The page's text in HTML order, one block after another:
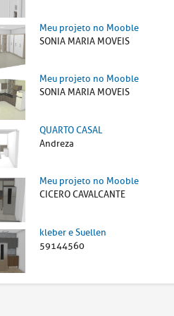
Meu projeto no Mooble
SONIA MARIA MOVEIS
Meu projeto no Mooble
SONIA MARIA MOVEIS
QUARTO CASAL
Andreza
Meu projeto no Mooble
CICERO CAVALCANTE
kleber e Suellen
59144560